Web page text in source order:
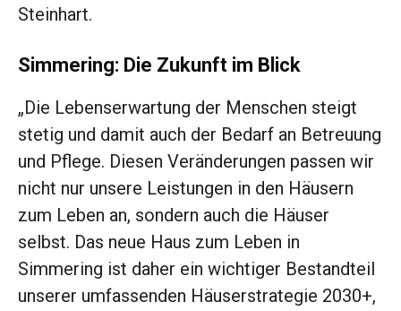
Steinhart.
Simmering: Die Zukunft im Blick
„Die Lebenserwartung der Menschen steigt
stetig und damit auch der Bedarf an Betreuung
und Pflege. Diesen Veränderungen passen wir
nicht nur unsere Leistungen in den Häusern
zum Leben an, sondern auch die Häuser
selbst. Das neue Haus zum Leben in
Simmering ist daher ein wichtiger Bestandteil
unserer umfassenden Häuserstrategie 2030+,